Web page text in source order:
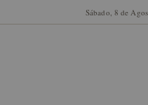
Sábado, 8 de